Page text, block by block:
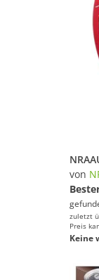
von
zuletzt
Preis
Keine